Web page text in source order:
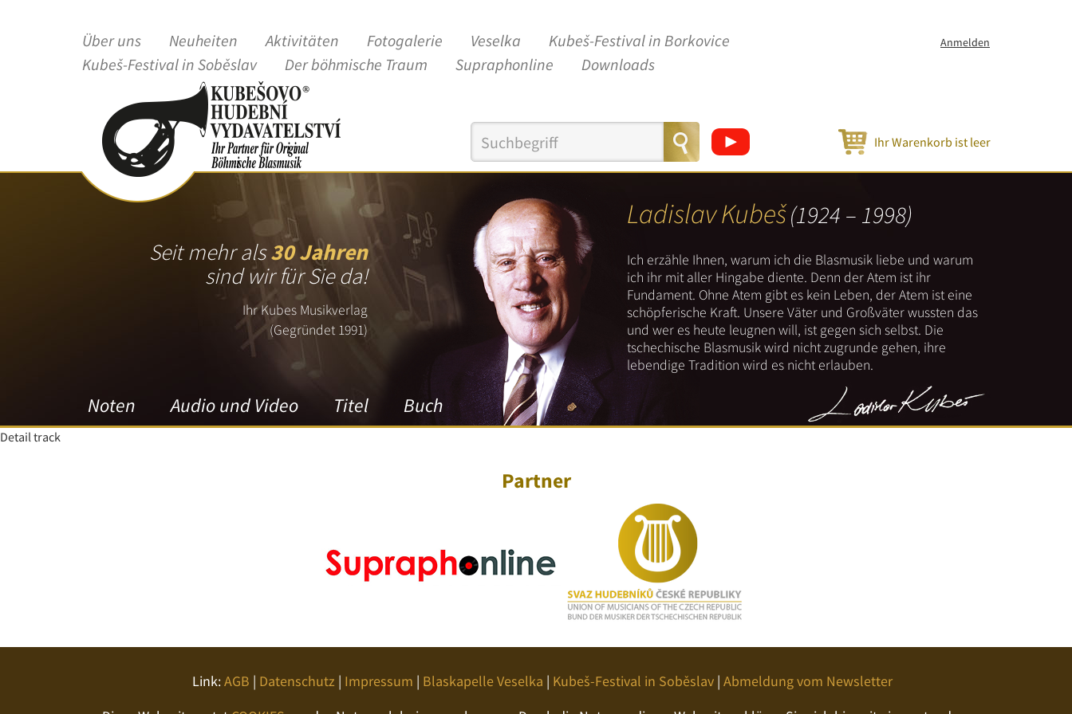
Über uns Neuheiten Aktivitäten Fotogalerie Veselka
Kubeš-Festival in Borkovice
Kubeš-Festival in Soběslav
Der böhmische Traum Supraphonline Downloads
Anmelden
Ihr Warenkorb ist leer
Seit mehr als30 Jahren
sind wir für Sie da!
Ihr Kubes Musikverlag
(Gegründet 1991)
Noten Audio und Video Titel Buch
Ladislav Kubeš(1924 – 1998)
Ich erzähle Ihnen, warum ich die Blasmusik liebe und warum
ich ihr mit aller Hingabe diente. Denn der Atem ist ihr
Fundament. Ohne Atem gibt es kein Leben, der Atem ist eine
schöpferische Kraft. Unsere Väter und Großväter wussten das
und wer es heute leugnen will, ist gegen sich selbst. Die
tschechische Blasmusik wird nicht zugrunde gehen, ihre
lebendige Tradition wird es nicht erlauben.
Detail track
Partner
Link:AGB | Datenschutz | Impressum | Blaskapelle Veselka | Kubeš-Festival in Soběslav | Abmeldung vom Newsletter